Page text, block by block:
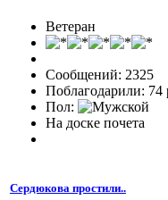
Ветеран
Сообщений: 2325
Поблагодарили: 74
Пол:
На доске почета
Сердюкова простили..